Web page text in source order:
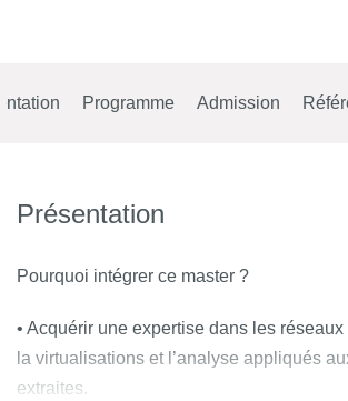
Programme Admission
Présentation
Pourquoi intégrer ce master ?
• Acquérir une expertise dans les
la virtualisations et l’analyse appliqués
extraites.